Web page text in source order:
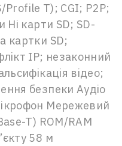
Profile T); CGI; P2P;
Ні карти SD; SD-
картки SD;
IP; незаконний
відео;
безпеки Аудіо
Мережевий
T) ROM/RAM
58 м